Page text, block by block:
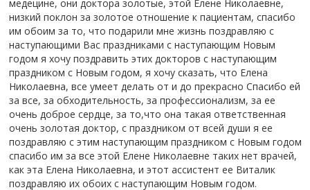
медецине, они доктора золотые, этой Елене Николаевне,
низкий поклон за золотое отношение к пациентам, спасибо
им обоим за то, что подарили мне жизнь поздравляю с
наступающими Вас праздниками с наступающим Новым
годом я хочу поздравить этих докторов с наступающим
праздником с Новым годом, я хочу сказать, что Елена
Николаевна, все умеет делать от и до прекрасно Спасибо ей
за все, за обходительность, за профессионализм, за ее
очень доброе сердце, за то,что она такая ответственная
очень золотая доктор, с праздником от всей души я ее
поздравляю с этим наступающим праздником с Новым годом
спасибо им за все этой Елене Николаевне таких нет врачей,
как эта Елена Николаевна, и этот ассистент ее Виталик
поздравляю их обоих с наступающим Новым годом.